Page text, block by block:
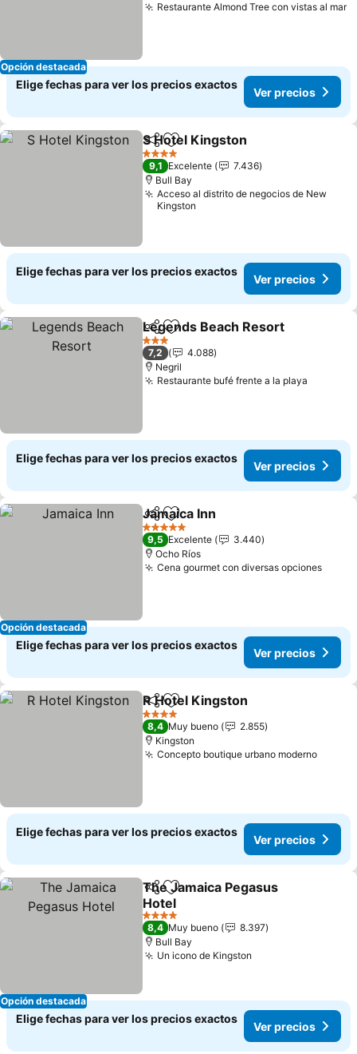
Opción destacada
Restaurante Almond Tree con vistas al mar
Elige fechas para ver los precios exactos
Ver precios
CompartirAgregar a favoritos
S Hotel Kingston
4 Estrellas
9,1 Excelente
7.436
Bull Bay
Acceso al distrito de negocios de New
Kingston
Elige fechas para ver los precios exactos
Ver precios
CompartirAgregar a favoritos
Legends Beach Resort
3 Estrellas
7,2
4.088
Negril
Restaurante bufé frente a la playa
Elige fechas para ver los precios exactos
Ver precios
Opción destacada
CompartirAgregar a favoritos
Jamaica Inn
5 Estrellas
9,5 Excelente
3.440
Ocho Ríos
Cena gourmet con diversas opcionesVer
Elige fechas para ver los precios exactos
Ver precios
CompartirAgregar a favoritos
R Hotel Kingston
4 Estrellas
8,4 Muy bueno
2.855
Kingston
Concepto boutique urbano modernoVer
Elige fechas para ver los precios exactos
Ver precios
Opción destacada
Compartir
Agregar a favoritos
The Jamaica Pegasus
Hotel
Ver precios
4 Estrellas
8,4 Muy bueno
8.397
Bull Bay
Un icono de Kingston
Elige fechas para ver los precios exactos
Ver precios